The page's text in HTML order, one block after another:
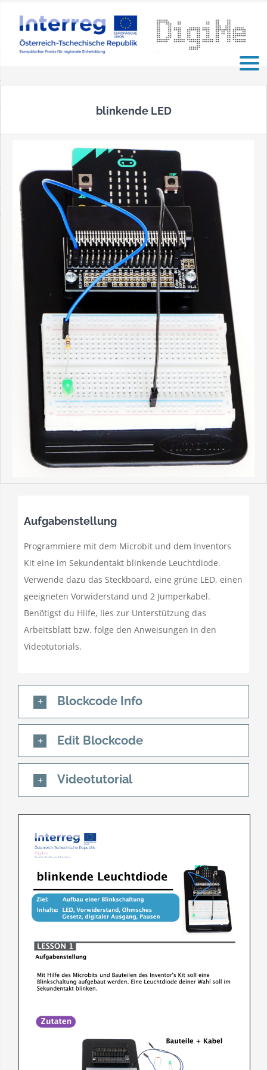
Inhalt
springen
blinkende LED
Aufgabenstellung
Programmiere mit dem Microbit und dem Inventors
Kit eine im Sekundentakt blinkende Leuchtdiode.
Verwende dazu das Steckboard, eine grüne LED, einen
geeigneten Vorwiderstand und 2 Jumperkabel.
Benötigst du Hilfe, lies zur Unterstützung das
Arbeitsblatt bzw. folge den Anweisungen in den
Videotutorials.
Blockcode Info
Edit Blockcode
Videotutorial